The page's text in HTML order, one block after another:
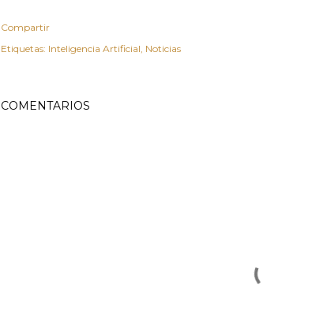
Compartir
Etiquetas: Inteligencia Artificial Noticias
COMENTARIOS